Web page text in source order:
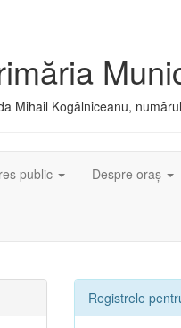
Mihail Kogălniceanu,
public Despre oraș
Registrele